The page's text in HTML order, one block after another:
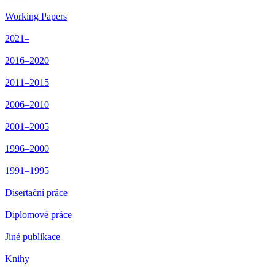
Working Papers
2021–
2016–2020
2011–2015
2006–2010
2001–2005
1996–2000
1991–1995
Disertační práce
Diplomové práce
Jiné publikace
Knihy